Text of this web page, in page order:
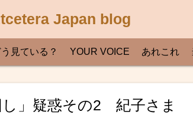
Japan blog
見ている？ YOUR VOICE あれこれ
し」疑惑その2 紀子さま